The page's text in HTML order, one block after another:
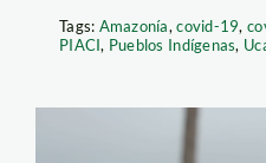
Tags: Amazonía,covid-19,
PIACI, Pueblos Indígenas,